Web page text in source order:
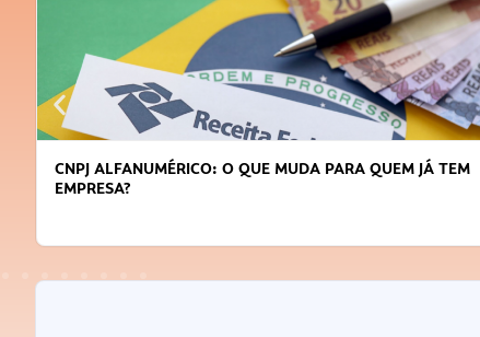
DICAS PARA OBTER CRÉDITO